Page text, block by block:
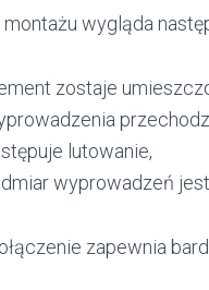
wygląda
zostaje
lutowanie,
wyprowadzeń
zapewnia